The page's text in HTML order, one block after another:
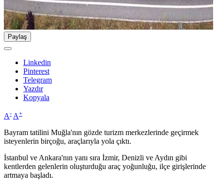
Paylaş
Linkedin
Pinterest
Telegram
Yazdır
Kopyala
A- A+
Bayram tatilini Muğla'nın gözde turizm merkezlerinde geçirmek
isteyenlerin birçoğu, araçlarıyla yola çıktı.
İstanbul ve Ankara'nın yanı sıra İzmir, Denizli ve Aydın gibi
kentlerden gelenlerin oluşturduğu araç yoğunluğu, ilçe girişlerinde
artmaya başladı.